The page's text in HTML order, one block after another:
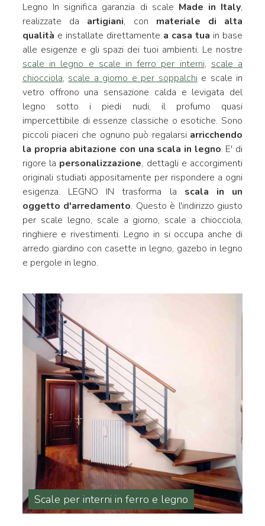
Legno In significa garanzia di scale Made in Italy,
realizzate da artigiani, con materiale di alta
qualità e installate direttamente a casa tua in base
alle esigenze e gli spazi dei tuoi ambienti. Le nostre
scale in legno e scale in ferro per interni, scale a
chiocciola, scale a giorno e per soppalchie scale in
vetro offrono una sensazione calda e levigata del
legno sotto i piedi nudi, il profumo quasi
impercettibile di essenze classiche o esotiche. Sono
piccoli piaceri che ognuno può regalarsiarricchendo
la propria abitazione con una scala in legno. E' di
rigore la personalizzazione, dettagli e accorgimenti
originali studiati appositamente per rispondere a ogni
esigenza. LEGNO IN trasforma la scala in un
oggetto d'arredamento. Questo è l'indirizzo giusto
per scale legno, scale a giorno, scale a chiocciola,
ringhiere e rivestimenti. Legno in si occupa anche di
arredo giardino con casette in legno, gazebo in legno
e pergole in legno.
Scale per interni in ferro e legno